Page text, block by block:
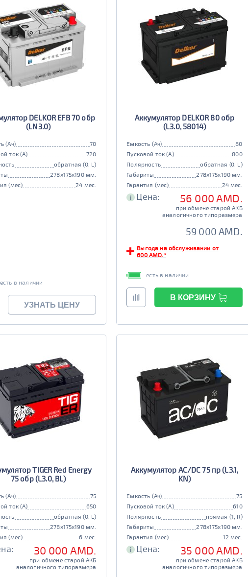
DELKOR EFB 70 обр
(LN3.0)
(Ач)
70
ток (А)
720
обратная (0, L)
278x175x190 мм.
(мес)
24 мес.
есть в наличии
УЗНАТЬ ЦЕНУ
Аккумулятор DELKOR 80 обр
(L3.0, 58014)
Емкость (Ач)
80
Пусковой ток (А)
800
Полярность
обратная (0, L)
Габариты
278x175x190 мм.
Гарантия (мес)
24 мес.
i Цена: 56 000 AMD.
при обмене старой АКБ
аналогичного типоразмера
59 000 AMD.
Выгода на обслуживании от
600 AMD.*
есть в наличии
В КОРЗИНУ
TIGER Red Energy
75 обр (L3.0, BL)
(Ач)
75
ток (А)
650
обратная (0, L)
278x175x190 мм.
(мес)
6 мес.
30 000 AMD.
при обмене старой АКБ
аналогичного типоразмера
Аккумулятор AC/DC 75 пр (L3.1,
KN)
Емкость (Ач)
75
Пусковой ток (А)
610
Полярность
прямая (1, R)
Габариты
278x175x190 мм.
Гарантия (мес)
12 мес.
i Цена: 35 000 AMD.
при обмене старой АКБ
аналогичного типоразмера